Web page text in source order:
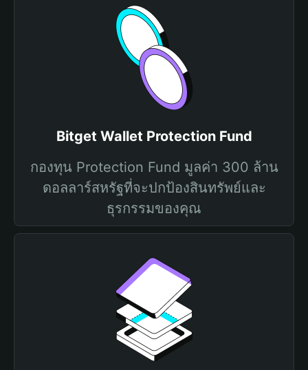
Bitget Wallet Protection Fund
กองทุน Protection Fund มูลค่า 300 ล้าน
ดอลลาร์สหรัฐที่จะปกป้องสินทรัพย์และ
ธุรกรรมของคุณ